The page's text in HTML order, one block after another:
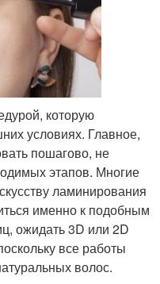
которую
условиях. Главное,
пошагово, не
этапов. Многие
ламинирования
именно к подобным
ожидать 3D или 2D
все работы
волос.